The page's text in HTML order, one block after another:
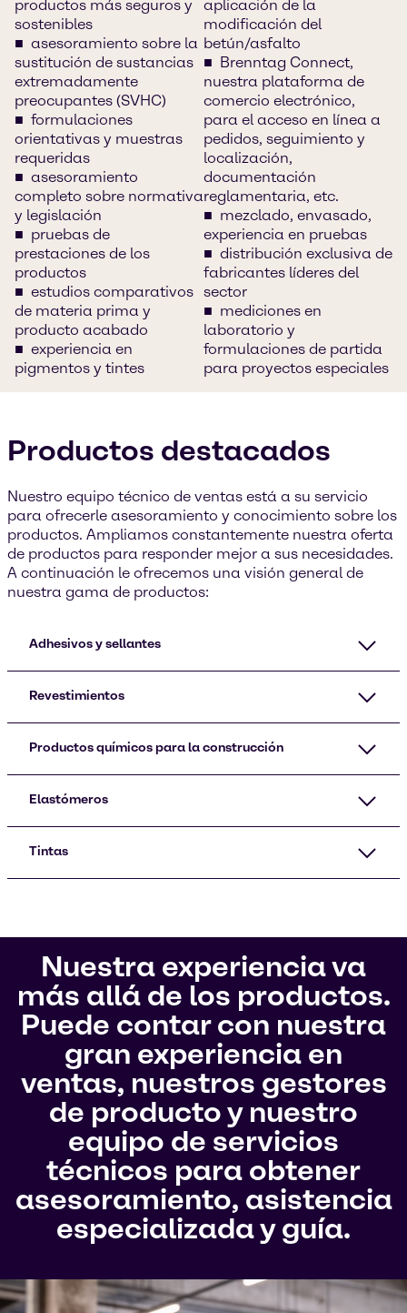
productos más seguros y
sostenibles
asesoramiento sobre la
sustitución de sustancias
extremadamente
preocupantes (SVHC)
formulaciones
orientativas y muestras
requeridas
asesoramiento
completo sobre normativa
y legislación
pruebas de
prestaciones de los
productos
estudios comparativos
de materia prima y
producto acabado
experiencia en
pigmentos y tintes
aplicación de la
modificación del
betún/asfalto
Brenntag Connect,
nuestra plataforma de
comercio electrónico,
para el acceso en línea a
pedidos, seguimiento y
localización,
documentación
reglamentaria, etc.
mezclado, envasado,
experiencia en pruebas
distribución exclusiva de
fabricantes líderes del
sector
mediciones en
laboratorio y
formulaciones de partida
para proyectos especiales
Productos destacados
Nuestro equipo técnico de ventas está a su servicio
para ofrecerle asesoramiento y conocimiento sobre los
productos. Ampliamos constantemente nuestra oferta
de productos para responder mejor a sus necesidades.
A continuación le ofrecemos una visión general de
nuestra gama de productos:
Adhesivos y sellantes
Revestimientos
Productos químicos para la construcción
Elastómeros
Tintas
Nuestra experiencia va
más allá de los productos.
Puede contar con nuestra
gran experiencia en
ventas, nuestros gestores
de producto y nuestro
equipo de servicios
técnicos para obtener
asesoramiento, asistencia
especializada y guía.